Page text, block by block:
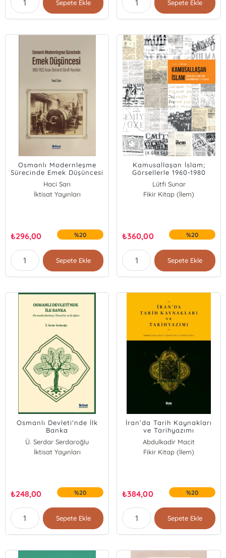
Sepete Ekle Sepete Ekle
Osmanlı Modernleşme
Sürecinde Emek Düşüncesi
1862-1922 Arası Osmanlı
Süreli Yayınları;1862-1922
Arası Osmanlı Süreli
Haci Sarı
İktisat Yayınları
₺296,00 %20
Sepete Ekle
Kamusallaşan İslam;
Görsellerle 1960-1980
Arası Toplumsal
Tezahürler
Lütfi Sunar
Fikir Kitap (İlem)
₺360,00 %20
Sepete Ekle
Osmanlı Devleti'nde İlk
Banka
Ü. Serdar Serdaroğlu
İktisat Yayınları
₺248,00 %20
Sepete Ekle
İran’da Tarih Kaynakları
ve Tarihyazımı
Abdulkadir Macit
Şefaattin Deniz
Fikir Kitap (İlem)
₺384,00 %20
Sepete Ekle